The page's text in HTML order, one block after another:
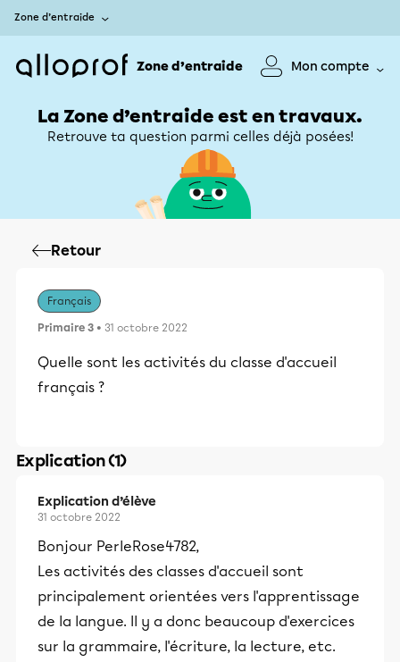
Zone d’entraide
Zone d’entraide Mon compte
La Zone d’entraide est en travaux.
Retrouve ta question parmi celles déjà posées!
Retour
Français
Primaire 3 • 31 octobre 2022
Quelle sont les activités du classe d'accueil
français ?
Explication (1)
Explication d’élève
31 octobre 2022
Bonjour PerleRose4782,
Les activités des classes d'accueil sont
principalement orientées vers l'apprentissage
de la langue. Il y a donc beaucoup d'exercices
sur la grammaire, l'écriture, la lecture, etc.